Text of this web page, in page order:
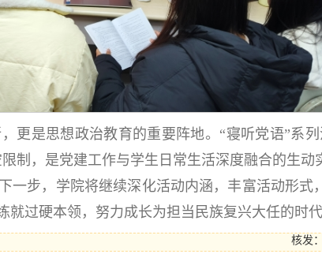
更是思想政治教育的重要阵地。“寝听党语”系
制，是党建工作与学生日常生活深度融合的生
一步，学院将继续深化活动内涵，丰富活动形式
过硬本领，努力成长为担当民族复兴大任的时代
核发